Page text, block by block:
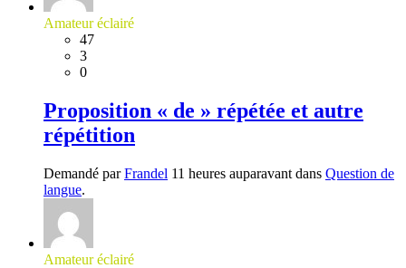
Amateur éclairé
47
3
0
Proposition « de » répétée et autre
répétition
Demandé parFrandel 11 heures auparavant dans Question de
langue.
Amateur éclairé